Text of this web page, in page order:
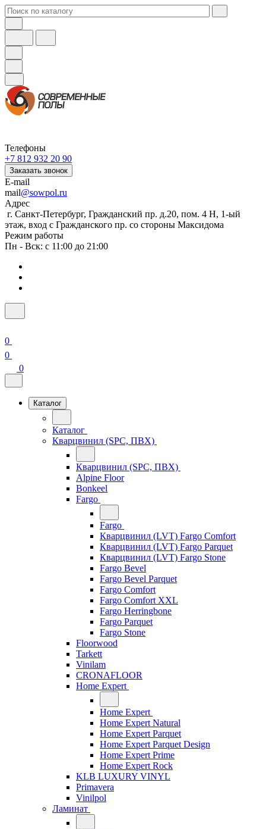
Телефоны
+7 812 932 20 90
Заказать звонок
E-mail
mail@sowpol.ru
Адрес
г. Санкт-Петербург, Гражданский пр. д.20, пом. 4 Н, 1-ый
этаж, вход с Гражданского пр. со стороны Максидома
Режим работы
Пн - Вск: с 11:00 до 21:00
0
0
0
Каталог
Каталог
Кварцвинил (SPC, ПВХ)
Кварцвинил (SPC, ПВХ)
Alpine Floor
Bonkeel
Fargo
Fargo
Кварцвинил (LVT) Fargo Comfort
Кварцвинил (LVT) Fargo Parquet
Кварцвинил (LVT) Fargo Stone
Fargo Bevel
Fargo Bevel Parquet
Fargo Comfort
Fargo Comfort XXL
Fargo Herringbone
Fargo Parquet
Fargo Stone
Floorwood
Tarkett
Vinilam
CRONAFLOOR
Home Expert
Home Expert
Home Expert Natural
Home Expert Parquet
Home Expert Parquet Design
Home Expert Prime
Home Expert Rock
KLB LUXURY VINYL
Primavera
Vinilpol
Ламинат